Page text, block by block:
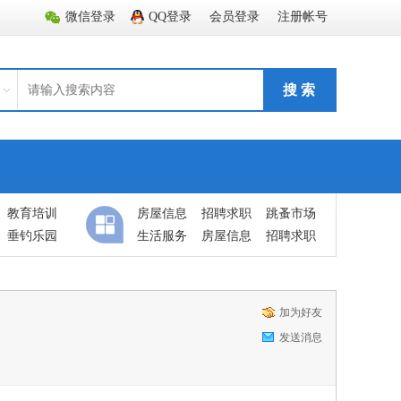
微信登录 QQ登录 会员登录 注册帐号
搜 索
教育培训
垂钓乐园
房屋信息 招聘求职
跳蚤市场
生活服务
房屋信息 招聘求职
加为好友
发送消息